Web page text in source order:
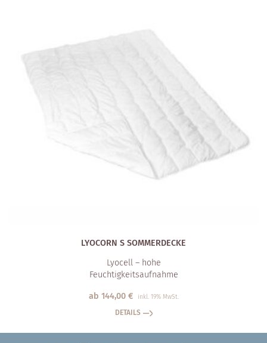
LYOCORN S SOMMERDECKE
Lyocell – hohe
Feuchtigkeits­aufnahme
ab 144,00 € inkl. 19% MwSt.
DETAILS